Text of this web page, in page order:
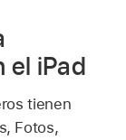
el iPad
tienen
Fotos,